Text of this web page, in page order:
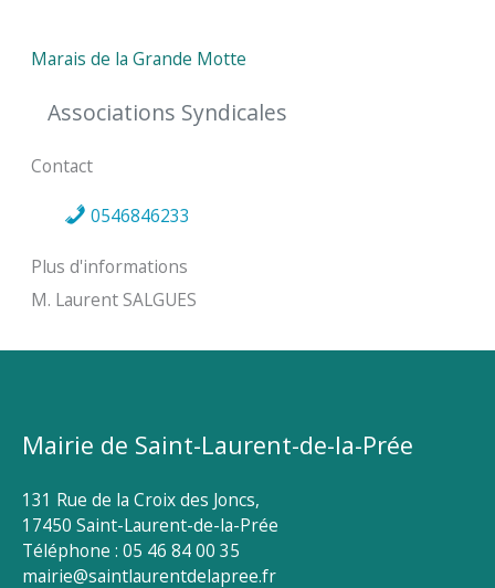
Marais de la Grande Motte
Associations Syndicales
Contact
0546846233
Plus d'informations
M. Laurent SALGUES
Mairie de Saint-Laurent-de-la-Prée
131 Rue de la Croix des Joncs,
17450 Saint-Laurent-de-la-Prée
Téléphone : 05 46 84 00 35
mairie@saintlaurentdelapree.fr